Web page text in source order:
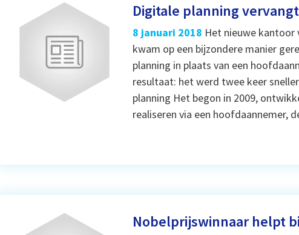
Digitale planning
8 januari 2018 Het nieuwe kantoor
kwam op een bijzondere manier
planning in plaats van een
resultaat: het werd twee keer
planning Het begon in 2009,
realiseren via een hoofdaannemer,
Nobelprijswinnaar helpt